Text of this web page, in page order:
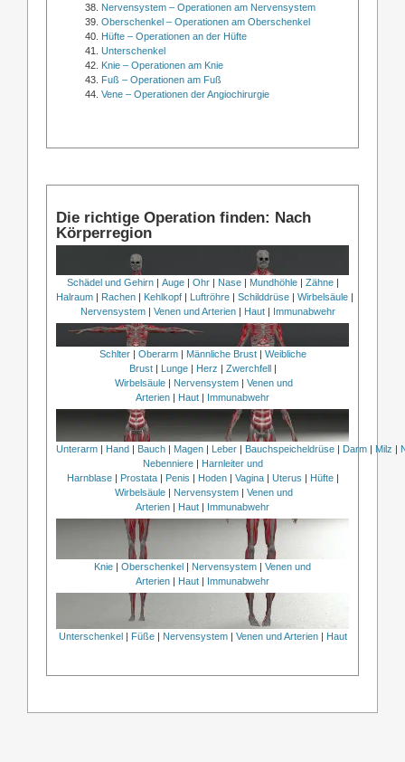
Nervensystem – Operationen am Nervensystem
Oberschenkel – Operationen am Oberschenkel
Hüfte – Operationen an der Hüfte
Unterschenkel
Knie – Operationen am Knie
Fuß – Operationen am Fuß
Vene – Operationen der Angiochirurgie
Die richtige Operation finden: Nach
Körperregion
Schädel und Gehirn| Auge| Ohr| Nase| Mundhöhle| Zähne|
Halraum
Rachen Kehlkopf Luftröhre Schilddrüse Wirbelsäule
Nervensystem
Venen und Arterien Haut Immunabwehr
Schlter| Oberarm| Männliche Brust| Weibliche
Brust| Lunge| Herz | Zwerchfell|
Wirbelsäule | Nervensystem | Venen und
Arterien | Haut | Immunabwehr
Unterarm | Hand | Bauch | Magen | Leber | Bauchspeicheldrüse | Darm | Milz |
Nebenniere| Harnleiter und
Harnblase| Prostata| Penis | Hoden| Vagina| Uterus | Hüfte|
Wirbelsäule | Nervensystem | Venen und
Arterien | Haut | Immunabwehr
Knie | Oberschenkel | Nervensystem | Venen und
Arterien | Haut | Immunabwehr
Unterschenkel| Füße| Nervensystem| Venen und Arterien| Haut